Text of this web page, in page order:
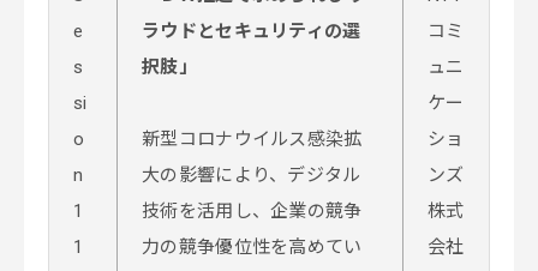
e
s
si
o
n
1
1
ラウドとセキュリティの選
択肢」
新型コロナウイルス感染拡
大の影響により、デジタル
技術を活用し、企業の競争
力の競争優位性を高めてい
コミ
ュニ
ケー
ショ
ンズ
株式
会社